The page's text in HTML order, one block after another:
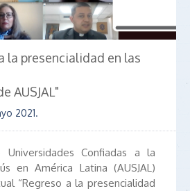
la presencialidad en las
AUSJAL"
2021.
Universidades Confiadas a la
en América Latina (AUSJAL)
“Regreso a la presencialidad